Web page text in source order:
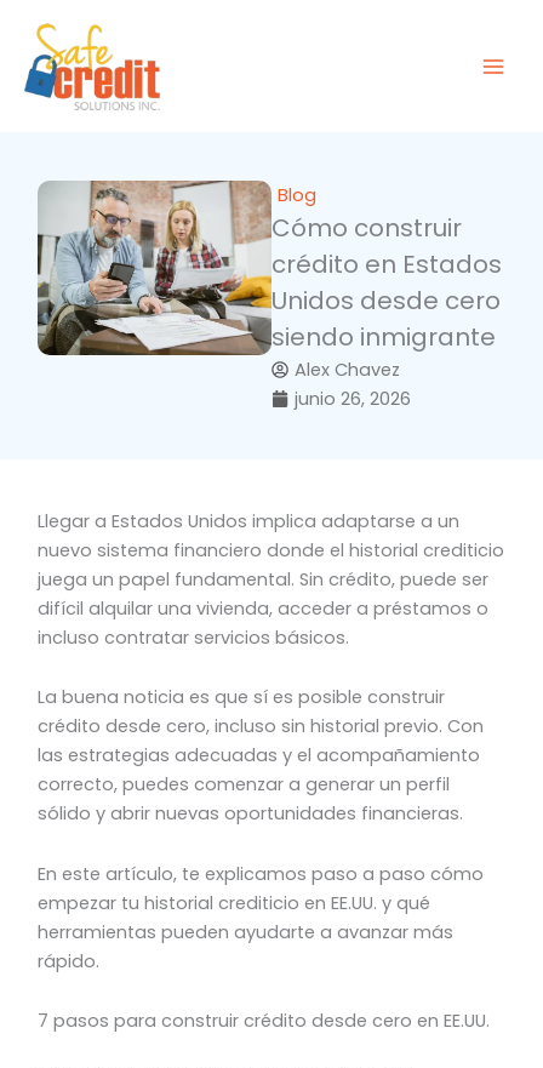
contenido
Blog
Cómo construir
crédito en Estados
Unidos desde cero
siendo inmigrante
Alex Chavez
junio 26, 2026
Llegar a Estados Unidos implica adaptarse a un
nuevo sistema financiero donde el historial crediticio
juega un papel fundamental. Sin crédito, puede ser
difícil alquilar una vivienda, acceder a préstamos o
incluso contratar servicios básicos.
La buena noticia es que sí es posible construir
crédito desde cero, incluso sin historial previo. Con
las estrategias adecuadas y el acompañamiento
correcto, puedes comenzar a generar un perfil
sólido y abrir nuevas oportunidades financieras.
En este artículo, te explicamos paso a paso cómo
empezar tu historial crediticio en EE.UU. y qué
herramientas pueden ayudarte a avanzar más
rápido.
7 pasos para construir crédito desde cero en EE.UU.